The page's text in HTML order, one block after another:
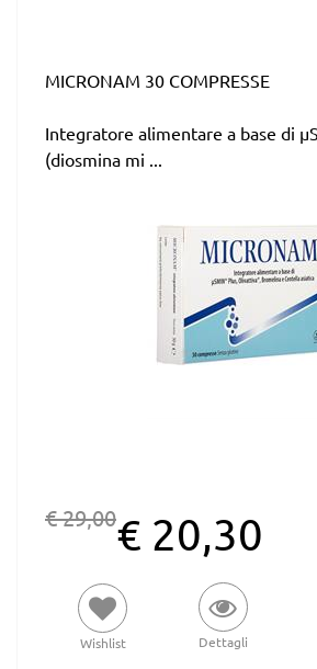
MICRONAM 30 COMPRESSE
Integratore alimentare a base di
(diosmina mi ...
€ 29,00€ 20,30
Wishlist Dettagli